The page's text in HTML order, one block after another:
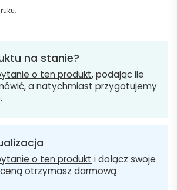
na stanie?
o ten produkt, podając ile
a natychmiast przygotujemy
o ten produkt i dołącz swoje
otrzymasz darmową